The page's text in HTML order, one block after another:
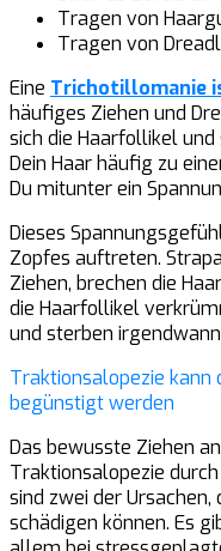
Tragen von
Tragen von
Eine Trichotillomanie
häufiges Ziehen und
sich die Haarfollikel
Dein Haar häufig zu
Du mitunter ein
Dieses
Zopfes auftreten.
Ziehen, brechen die
die Haarfollikel
und sterben
Traktionsalopezie kann
begünstigt werden
Das bewusste Ziehen
Traktionsalopezie
sind zwei der Ursachen,
schädigen können. Es